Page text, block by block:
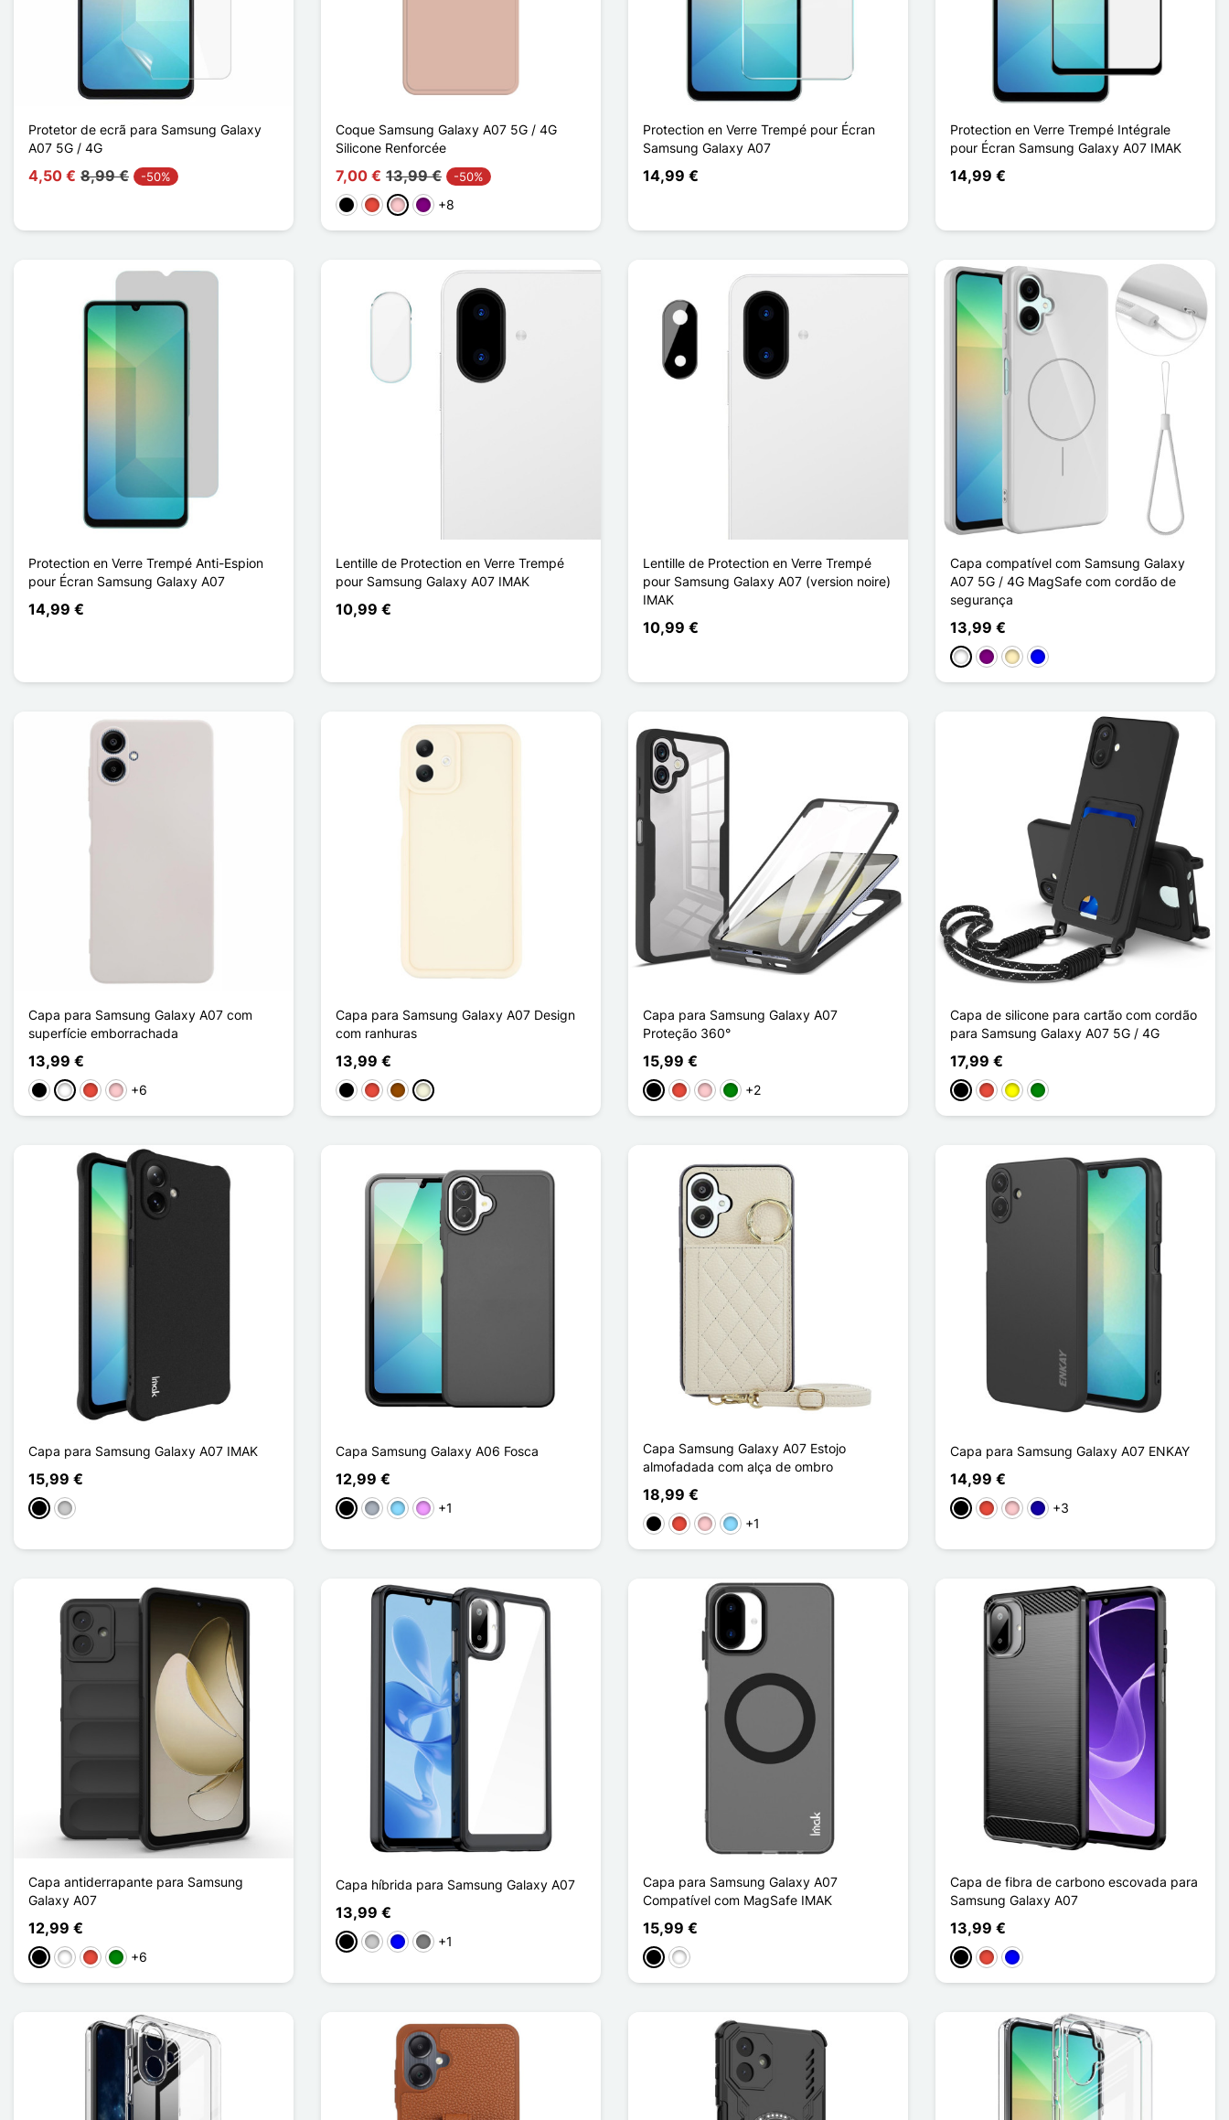
Protetor de ecrã para Samsung Galaxy
A07 5G / 4G
4,50 € 8,99 € -50%
Coque Samsung Galaxy A07 5G / 4G
Silicone Renforcée
7,00 € 13,99 € -50%
PretoVermelho
RosaPúrpura
+8
Protection en Verre Trempé pour Écran
Samsung Galaxy A07
14,99 €
Protection en Verre Trempé Intégrale
pour Écran Samsung Galaxy A07 IMAK
14,99 €
Protection en Verre Trempé Anti-Espion
pour Écran Samsung Galaxy A07
14,99 €
Lentille de Protection en Verre Trempé
pour Samsung Galaxy A07 IMAK
10,99 €
Lentille de Protection en Verre Trempé
pour Samsung Galaxy A07 (version noire)
IMAK
10,99 €
Capa compatível com Samsung Galaxy
A07 5G / 4G MagSafe com cordão de
segurança
13,99 €
BrancoPúrpura
OuroAzul
Capa para Samsung Galaxy A07 com
superfície emborrachada
13,99 €
PretoBrancoVermelho
Rosa+6
Capa para Samsung Galaxy A07 Design
com ranhuras
13,99 €
PretoVermelho
Castanho
Bege
Capa para Samsung Galaxy A07
Proteção 360°
15,99 €
PretoVermelho
RosaVerde
+2
Capa de silicone para cartão com cordão
para Samsung Galaxy A07 5G / 4G
17,99 €
PretoVermelho
Amarelo
Verde
Capa para Samsung Galaxy A07 IMAK
15,99 €
PretoTransparente
Capa Samsung Galaxy A06 Fosca
12,99 €
PretoCinzentoAzul Claro
Violeta ligeira
+1
Capa Samsung Galaxy A07 Estojo
almofadada com alça de ombro
18,99 €
PretoVermelho
RosaAzul Claro
+1
Capa para Samsung Galaxy A07 ENKAY
14,99 €
PretoVermelho
RosaAzul Escuro
+3
Capa antiderrapante para Samsung
Galaxy A07
12,99 €
PretoBrancoVermelho
Verde
+6
Capa híbrida para Samsung Galaxy A07
13,99 €
PretoTransparente
AzulGris Transparent
+1
Capa para Samsung Galaxy A07
Compatível com MagSafe IMAK
15,99 €
PretoBranco
Capa de fibra de carbono escovada para
Samsung Galaxy A07
13,99 €
PretoVermelho
Azul